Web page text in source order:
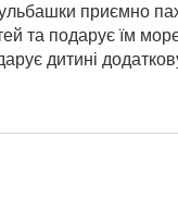
приємно
та подарує їм
дитині